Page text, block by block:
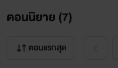
ตอนนิยาย (7)
ตอนแรกสุด